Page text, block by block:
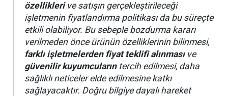
özelliklerive satışın gerçekleştirileceği
işletmenin fiyatlandırma politikası da bu süreçte
etkili olabiliyor. Bu sebeple bozdurma kararı
verilmeden önce ürünün özelliklerinin bilinmesi,
farklı işletmelerden fiyat teklifi alınmasıve
güvenilir kuyumcularıntercih edilmesi, daha
sağlıklı neticeler elde edilmesine katkı
sağlayacaktır. Doğru bilgiye dayalı hareket